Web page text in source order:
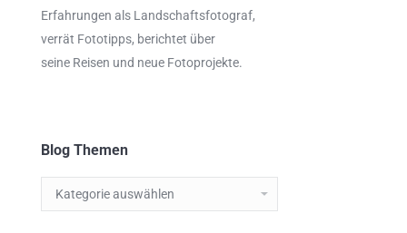
Erfahrungen als Landschaftsfotograf,
verrät Fototipps, berichtet über
seine Reisen und neue Fotoprojekte.
Blog Themen
Blog
Themen